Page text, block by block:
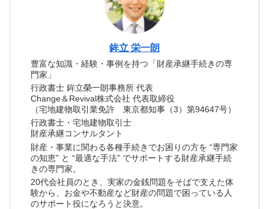
鉾立 栄一朗
豊富な知識・経験・事例を持つ「財産承継手続きの専
門家」
行政書士 鉾立榮一朗事務所 代表
Change＆Revival株式会社 代表取締役
（宅地建物取引業免許 東京都知事（3）第94647号）
行政書士・宅地建物取引士
財産承継コンサルタント
財産・事業に関わる各種手続きでお困りの方を “専門家
の知恵” と “最適な手法” でサポートする財産承継手続
きの専門家。
20代会社員のとき、実家の金銭問題をそばで支えた体
験から、お金や不動産など財産の問題で困っている人
のサポート役になろうと決意。